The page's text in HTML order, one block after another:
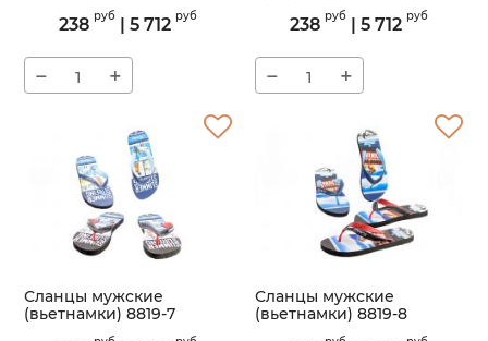
8819-6
238 руб | 5 712 руб
− +
238 руб | 5 712 руб
− +
Сланцы мужские
(вьетнамки) 8819-7
8819-7
Сланцы мужские
(вьетнамки) 8819-8
8819-8